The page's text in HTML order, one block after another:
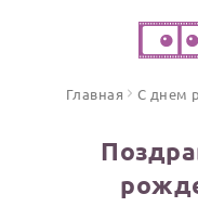
ПО ФОРМАТУ
ИНСТРУМЕНТЫ
Главная С днем